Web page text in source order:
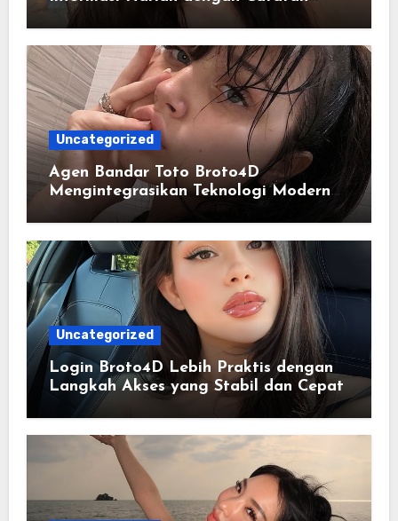
Data yang Lebih Lengkap
Uncategorized
Agen Bandar Toto Broto4D
Mengintegrasikan Teknologi Modern
dalam Penyajian Informasi Digital
Uncategorized
Login Broto4D Lebih Praktis dengan
Langkah Akses yang Stabil dan Cepat